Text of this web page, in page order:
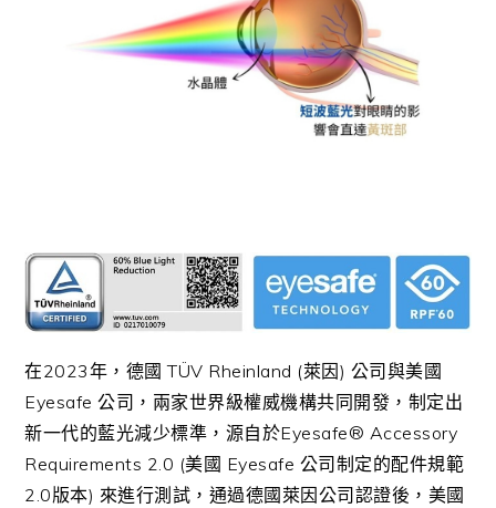
在2023年，德國 TÜV Rheinland (萊因) 公司與美國
Eyesafe 公司，兩家世界級權威機構共同開發，制定出
新一代的藍光減少標準，源自於Eyesafe® Accessory
Requirements 2.0 (美國 Eyesafe 公司制定的配件規範
2.0版本) 來進行測試，通過德國萊因公司認證後，美國